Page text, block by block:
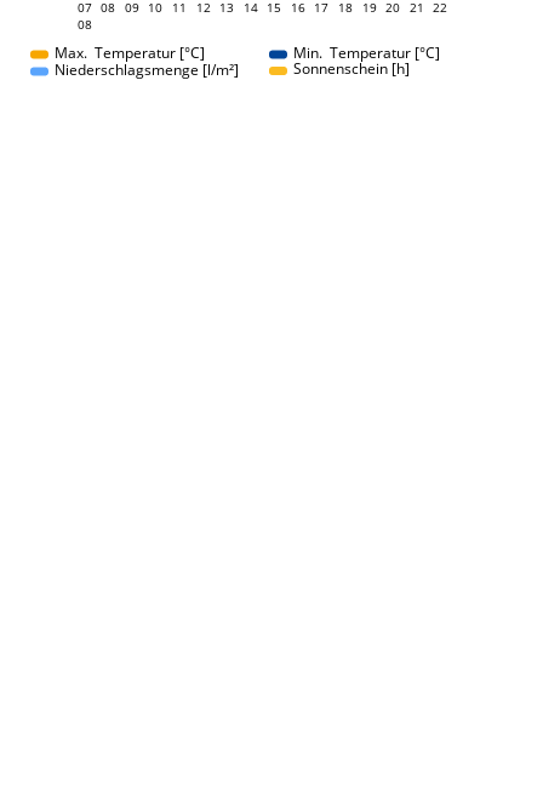
07
07
08
08 09 10 11 12 13 14 15 16 17 18 19 20 21 22
Max. Temperatur [°C]
Min. Temperatur [°C]
Niederschlagsmenge [l/m²]
Sonnenschein [h]